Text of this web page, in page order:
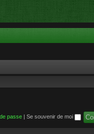
passe Se souvenir de moi